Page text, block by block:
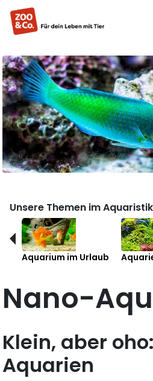
Unsere Themen im
Aquarium im Urlaub
Nano-
Klein, aber
Aquarien